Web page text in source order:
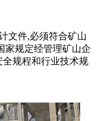
文件,必须符合矿山
家规定经管理矿山企
规程和行业技术规